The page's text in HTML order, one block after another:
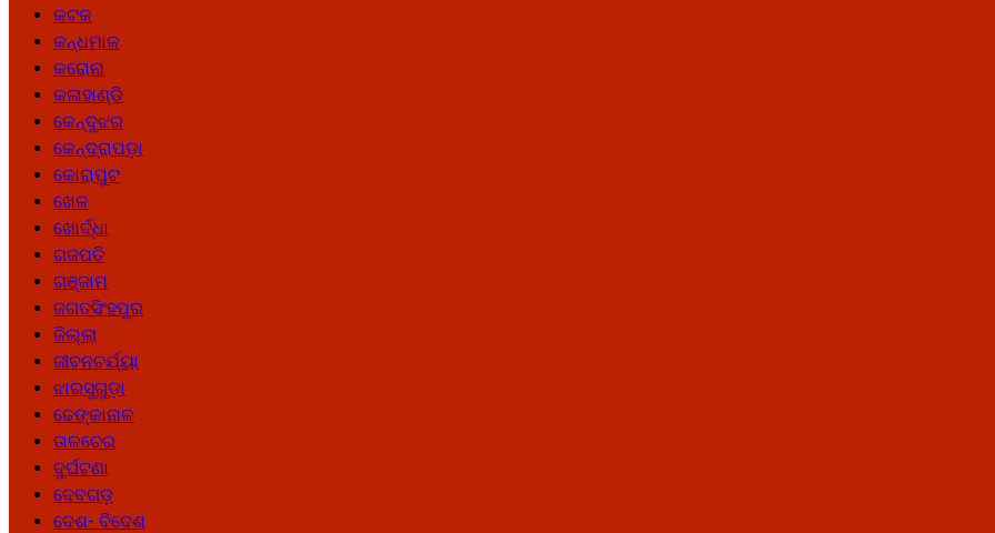
କଟକ
କନ୍ଧମାଳ
କରୋନା
କଳାହାଣ୍ଡି
କେନ୍ଦୁଝର
କେନ୍ଦ୍ରାପଡ଼ା
କୋରାପୁଟ
ଖେଳ
ଖୋର୍ଦ୍ଧା
ଗଜପତି
ଗଞ୍ଜାମ
ଜଗତସିଂହପୁର
ଜିଲ୍ଲା
ଜୀବନଚର୍ଯ୍ୟା
ଝାରସୁଗୁଡ଼ା
ଢେଙ୍କାନାଳ
ତାଳଚେର
ଦୁର୍ଘଟଣା
ଦେବଗଡ଼
ଦେଶ- ବିଦେଶ